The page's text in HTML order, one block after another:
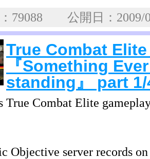
：79088 公開日：
True Combat
『Something
standing』 part 1/
True Combat Elite
Objective server records